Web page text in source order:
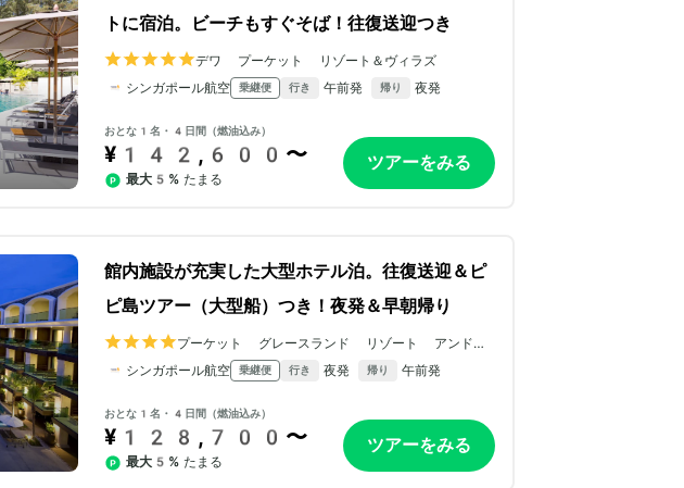
トに宿泊。ビーチもすぐそば！往復送迎つき
デワ プーケット リゾート＆ヴィラズ
シンガポール航空
乗継便 行き 午前発 帰り 夜発
おとな1名・4日間（燃油込み）
¥142,600〜
最大5% たまる
ツアーをみる
館内施設が充実した大型ホテル泊。往復送迎＆ピ
ピ島ツアー（大型船）つき！夜発＆早朝帰り
プーケット グレースランド リゾート アンド
シンガポール航空 乗継便 行き 夜発 帰り 午前発
おとな1名・4日間（燃油込み）
¥128,700〜
最大5% たまる
ツアーをみる